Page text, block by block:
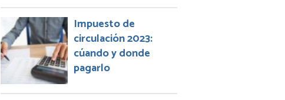
Impuesto de
circulación 2023:
cúando y donde
pagarlo